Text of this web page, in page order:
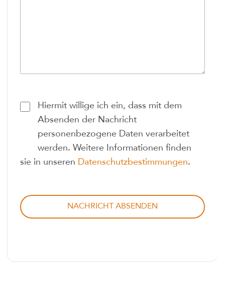
Hiermit willige ich ein, dass mit dem
Absenden der Nachricht
personenbezogene Daten verarbeitet
werden. Weitere Informationen finden
sie in unseren Datenschutzbestimmungen.